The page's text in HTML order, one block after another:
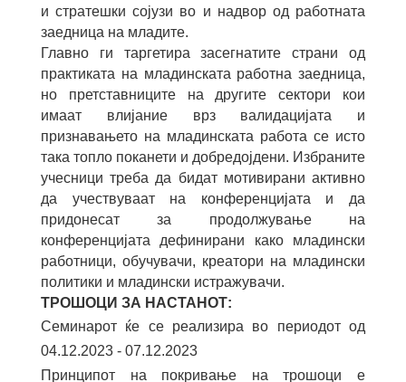
и стратешки сојузи во и надвор од работната
заедница на младите.
Главно ги таргетира засегнатите страни од
практиката на младинската работна заедница,
но претставниците на другите сектори кои
имаат влијание врз валидацијата и
признавањето на младинската работа се исто
така топло поканети и добредојдени. Избраните
учесници треба да бидат мотивирани активно
да учествуваат на конференцијата и да
придонесат за продолжување на
конференцијата дефинирани како младински
работници, обучувачи, креатори на младински
политики и младински истражувачи.
ТРОШОЦИ ЗА НАСТАНОТ:
Семинарот ќе се реализира во периодот од
04.12.2023 - 07.12.2023
Принципот на покривање на трошоци е